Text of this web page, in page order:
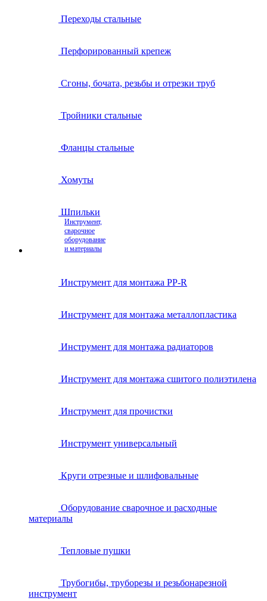
Переходы стальные
Перфорированный крепеж
Сгоны, бочата, резьбы и отрезки труб
Тройники стальные
Фланцы стальные
Хомуты
Шпильки
Инструмент,
сварочное
оборудование
и материалы
Инструмент для монтажа PP-R
Инструмент для монтажа металлопластика
Инструмент для монтажа радиаторов
Инструмент для монтажа сшитого полиэтилена
Инструмент для прочистки
Инструмент универсальный
Круги отрезные и шлифовальные
Оборудование сварочное и расходные
материалы
Тепловые пушки
Трубогибы, труборезы и резьбонарезной
инструмент